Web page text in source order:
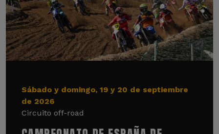
Sábado y domingo, 19 y 20 de septiembre
de 2026
Circuito off-road